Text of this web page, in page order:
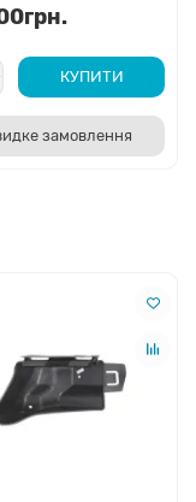
КУПИТИ
замовлення